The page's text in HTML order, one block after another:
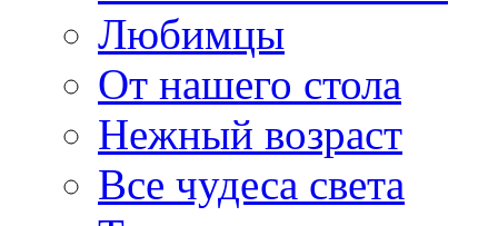
Любимцы
От нашего стола
Нежный возраст
Все чудеса света